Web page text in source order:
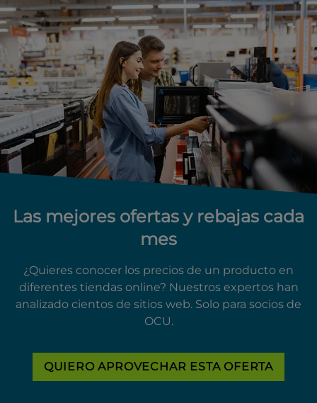
Las mejores ofertas y rebajas cada
mes
¿Quieres conocer los precios de un producto en
diferentes tiendas online? Nuestros expertos han
analizado cientos de sitios web. Solo para socios de
OCU.
QUIERO APROVECHAR ESTA OFERTA